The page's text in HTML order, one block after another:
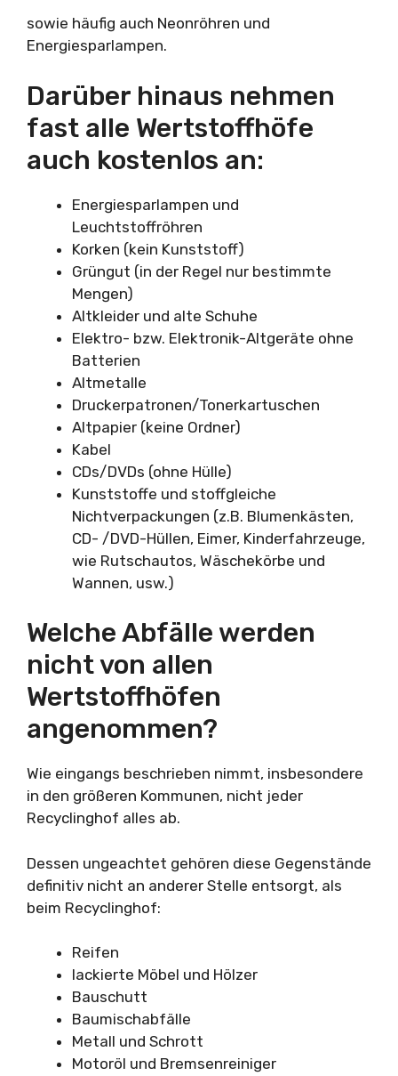
sowie häufig auch Neonröhren und
Energiesparlampen.
Darüber hinaus nehmen
fast alle Wertstoffhöfe
auch kostenlos an:
Energiesparlampen und
Leuchtstoffröhren
Korken (kein Kunststoff)
Grüngut (in der Regel nur bestimmte
Mengen)
Altkleider und alte Schuhe
Elektro- bzw. Elektronik-Altgeräte ohne
Batterien
Altmetalle
Druckerpatronen/Tonerkartuschen
Altpapier (keine Ordner)
Kabel
CDs/DVDs (ohne Hülle)
Kunststoffe und stoffgleiche
Nichtverpackungen (z.B. Blumenkästen,
CD- /DVD-Hüllen, Eimer, Kinderfahrzeuge,
wie Rutschautos, Wäschekörbe und
Wannen, usw.)
Welche Abfälle werden
nicht von allen
Wertstoffhöfen
angenommen?
Wie eingangs beschrieben nimmt, insbesondere
in den größeren Kommunen, nicht jeder
Recyclinghof alles ab.
Dessen ungeachtet gehören diese Gegenstände
definitiv nicht an anderer Stelle entsorgt, als
beim Recyclinghof:
Reifen
lackierte Möbel und Hölzer
Bauschutt
Baumischabfälle
Metall und Schrott
Motoröl und Bremsenreiniger